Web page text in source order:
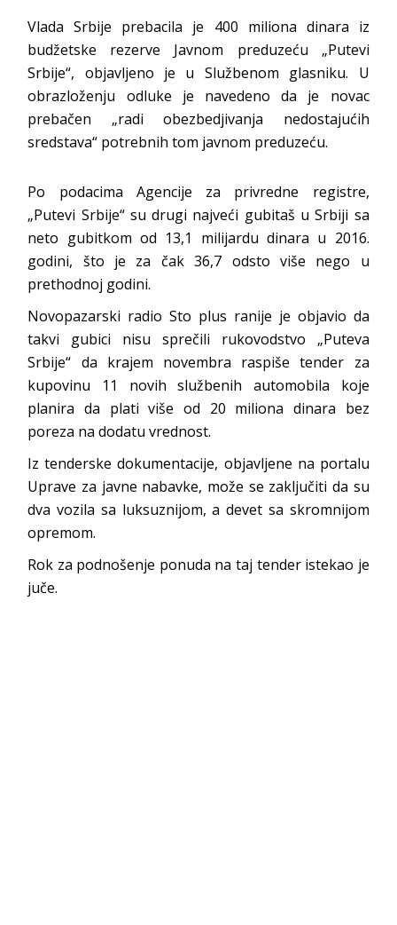
Vlada Srbije prebacila je 400 miliona dinara iz
budžetske rezerve Javnom preduzeću „Putevi
Srbije“, objavljeno je u Službenom glasniku. U
obrazloženju odluke je navedeno da je novac
prebačen „radi obezbedjivanja nedostajućih
sredstava“ potrebnih tom javnom preduzeću.
Po podacima Agencije za privredne registre,
„Putevi Srbije“ su drugi najveći gubitaš u Srbiji sa
neto gubitkom od 13,1 milijardu dinara u 2016.
godini, što je za čak 36,7 odsto više nego u
prethodnoj godini.
Novopazarski radio Sto plus ranije je objavio da
takvi gubici nisu sprečili rukovodstvo „Puteva
Srbije“ da krajem novembra raspiše tender za
kupovinu 11 novih službenih automobila koje
planira da plati više od 20 miliona dinara bez
poreza na dodatu vrednost.
Iz tenderske dokumentacije, objavljene na portalu
Uprave za javne nabavke, može se zaključiti da su
dva vozila sa luksuznijom, a devet sa skromnijom
opremom.
Rok za podnošenje ponuda na taj tender istekao je
juče.